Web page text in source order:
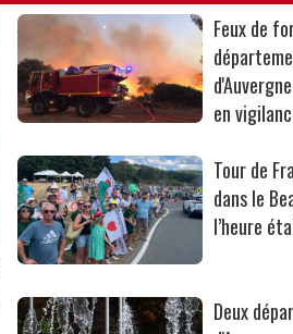
Feux de
en
Tour de
dans le
l’heure
Deux